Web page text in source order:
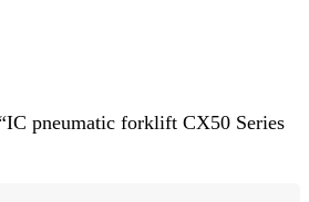
pneumatic forklift CX50 Series